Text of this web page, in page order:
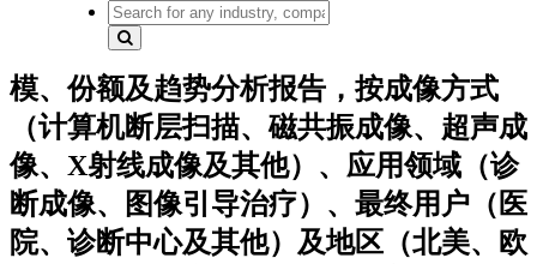
模、份额及趋势分析报告，按成像方式
（计算机断层扫描、磁共振成像、超声成
像、X射线成像及其他）、应用领域（诊
断成像、图像引导治疗）、最终用户（医
院、诊断中心及其他）及地区（北美、欧